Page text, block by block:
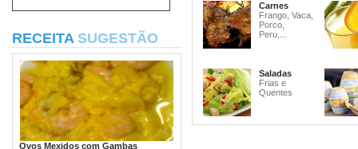
RECEITA SUGESTÃO
Ovos Mexidos com Gambas
Carnes
Frango, Vaca,
Porco,
Peru,...
Saladas
Frias e
Quentes